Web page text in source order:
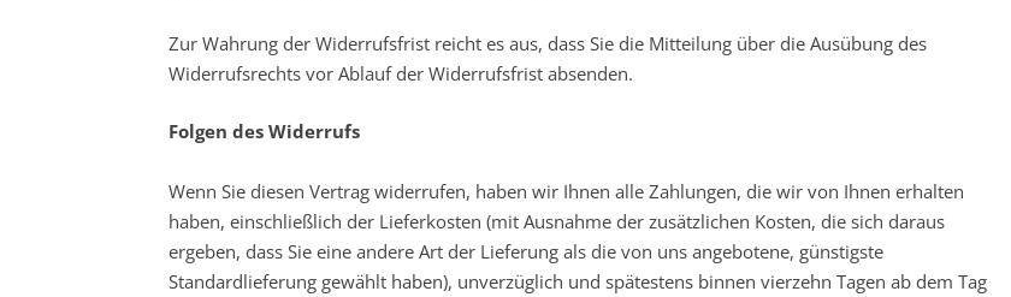
Zur Wahrung der Widerrufsfrist reicht es aus, dass Sie die Mitteilung über die Ausübung des
Widerrufsrechts vor Ablauf der Widerrufsfrist absenden.
Folgen des Widerrufs
Wenn Sie diesen Vertrag widerrufen, haben wir Ihnen alle Zahlungen, die wir von Ihnen erhalten
haben, einschließlich der Lieferkosten (mit Ausnahme der zusätzlichen Kosten, die sich daraus
ergeben, dass Sie eine andere Art der Lieferung als die von uns angebotene, günstigste
Standardlieferung gewählt haben), unverzüglich und spätestens binnen vierzehn Tagen ab dem Tag